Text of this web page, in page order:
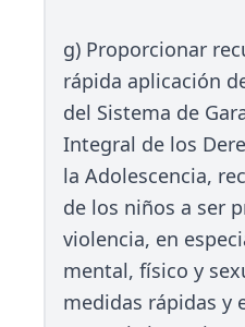
g) Proporcionar
rápida aplicación
del Sistema de
Integral de los
la Adolescencia,
de los niños a ser
violencia, en
mental, físico y
medidas rápidas y